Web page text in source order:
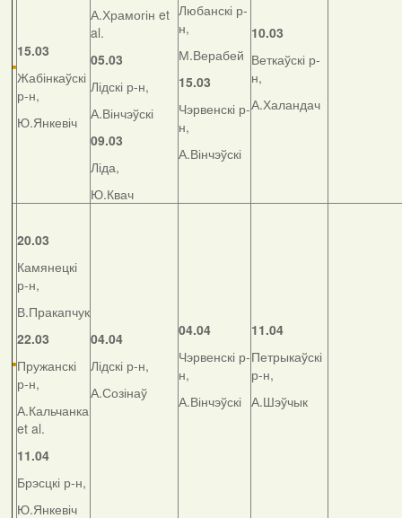
15.03
Жабінкаўскі
р-н,
Ю.Янкевіч
А.Храмогін et
al.
05.03
Лідскі р-н,
А.Вінчэўскі
09.03
Ліда,
Ю.Квач
Любанскі р-
н,
М.Верабей
15.03
Чэрвенскі р-
н,
А.Вінчэўскі
10.03
Веткаўскі р-
н,
А.Халандач
20.03
Камянецкі
р-н,
В.Пракапчук
22.03
Пружанскі
р-н,
А.Кальчанка
et al.
11.04
Брэсцкі р-н,
Ю.Янкевіч
04.04
Лідскі р-н,
А.Созінаў
04.04
Чэрвенскі р-
н,
А.Вінчэўскі
11.04
Петрыкаўскі
р-н,
А.Шэўчык